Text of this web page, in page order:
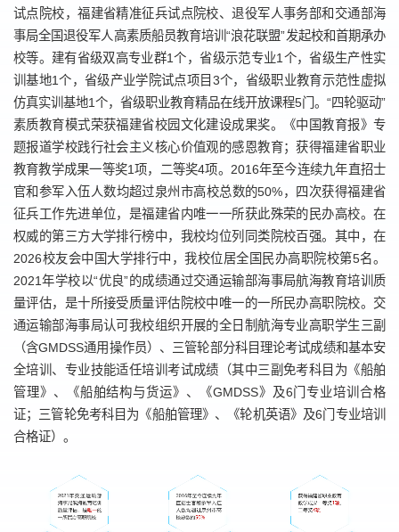
试点院校，福建省精准征兵试点院校、退役军人事务部和交通部海
事局全国退役军人高素质船员教育培训“浪花联盟”发起校和首期承办
校等。建有省级双高专业群1个，省级示范专业1个，省级生产性实
训基地1个，省级产业学院试点项目3个，省级职业教育示范性虚拟
仿真实训基地1个，省级职业教育精品在线开放课程5门。“四轮驱动”
素质教育模式荣获福建省校园文化建设成果奖。《中国教育报》专
题报道学校践行社会主义核心价值观的感恩教育；获得福建省职业
教育教学成果一等奖1项，二等奖4项。2016年至今连续九年直招士
官和参军入伍人数均超过泉州市高校总数的50%，四次获得福建省
征兵工作先进单位，是福建省内唯一一所获此殊荣的民办高校。在
权威的第三方大学排行榜中，我校均位列同类院校百强。其中，在
2026校友会中国大学排行中，我校位居全国民办高职院校第5名。
2021年学校以“优良”的成绩通过交通运输部海事局航海教育培训质
量评估，是十所接受质量评估院校中唯一的一所民办高职院校。交
通运输部海事局认可我校组织开展的全日制航海专业高职学生三副
（含GMDSS通用操作员）、三管轮部分科目理论考试成绩和基本安
全培训、专业技能适任培训考试成绩（其中三副免考科目为《船舶
管理》、《船舶结构与货运》、《GMDSS》及6门专业培训合格
证；三管轮免考科目为《船舶管理》、《轮机英语》及6门专业培训
合格证）。